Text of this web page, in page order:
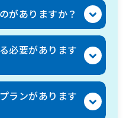
がありますか？
必要があります
ランがあります